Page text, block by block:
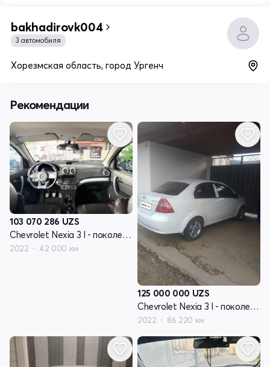
bakhadirovk004
3 автомобиля
Хорезмская область, город Ургенч
Рекомендации
103 070 286 UZS
Chevrolet Nexia 3 I - поколение
2022 42 000 км
125 000 000 UZS
Chevrolet Nexia 3 I - поколение
2022 86 220 км